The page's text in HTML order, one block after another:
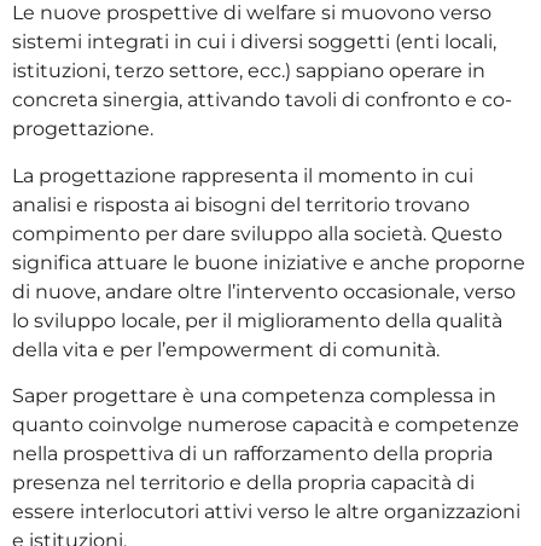
Le nuove prospettive di welfare si muovono verso
sistemi integrati in cui i diversi soggetti (enti locali,
istituzioni, terzo settore, ecc.) sappiano operare in
concreta sinergia, attivando tavoli di confronto e co-
progettazione.
La progettazione rappresenta il momento in cui
analisi e risposta ai bisogni del territorio trovano
compimento per dare sviluppo alla società. Questo
significa attuare le buone iniziative e anche proporne
di nuove, andare oltre l’intervento occasionale, verso
lo sviluppo locale, per il miglioramento della qualità
della vita e per l’empowerment di comunità.
Saper progettare è una competenza complessa in
quanto coinvolge numerose capacità e competenze
nella prospettiva di un rafforzamento della propria
presenza nel territorio e della propria capacità di
essere interlocutori attivi verso le altre organizzazioni
e istituzioni.